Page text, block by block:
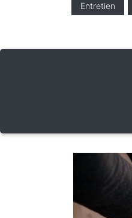
Entretien